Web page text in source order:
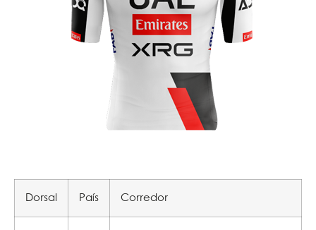
Dorsal País Corredor